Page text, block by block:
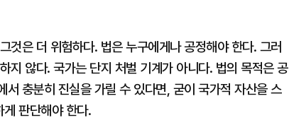
것은 더 위험하다. 법은 누구에게나 공정해야 한다. 그러
지 않다. 국가는 단지 처벌 기계가 아니다. 법의 목적은 공
충분히 진실을 가릴 수 있다면, 굳이 국가적 자산을 스
판단해야 한다.